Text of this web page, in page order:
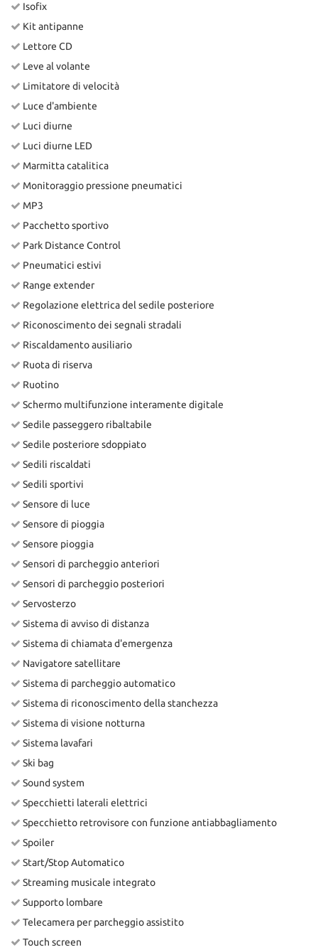
Isofix
Kit antipanne
Lettore CD
Leve al volante
Limitatore di velocità
Luce d'ambiente
Luci diurne
Luci diurne LED
Marmitta catalitica
Monitoraggio pressione pneumatici
MP3
Pacchetto sportivo
Park Distance Control
Pneumatici estivi
Range extender
Regolazione elettrica del sedile posteriore
Riconoscimento dei segnali stradali
Riscaldamento ausiliario
Ruota di riserva
Ruotino
Schermo multifunzione interamente digitale
Sedile passeggero ribaltabile
Sedile posteriore sdoppiato
Sedili riscaldati
Sedili sportivi
Sensore di luce
Sensore di pioggia
Sensore pioggia
Sensori di parcheggio anteriori
Sensori di parcheggio posteriori
Servosterzo
Sistema di avviso di distanza
Sistema di chiamata d'emergenza
Navigatore satellitare
Sistema di parcheggio automatico
Sistema di riconoscimento della stanchezza
Sistema di visione notturna
Sistema lavafari
Ski bag
Sound system
Specchietti laterali elettrici
Specchietto retrovisore con funzione antiabbagliamento
Spoiler
Start/Stop Automatico
Streaming musicale integrato
Supporto lombare
Telecamera per parcheggio assistito
Touch screen